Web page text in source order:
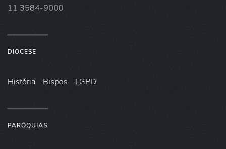
11 3584-9000
DIOCESE
História Bispos LGPD
PARÓQUIAS